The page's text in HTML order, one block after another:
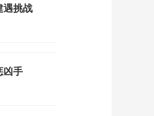
遇挑战
凶手